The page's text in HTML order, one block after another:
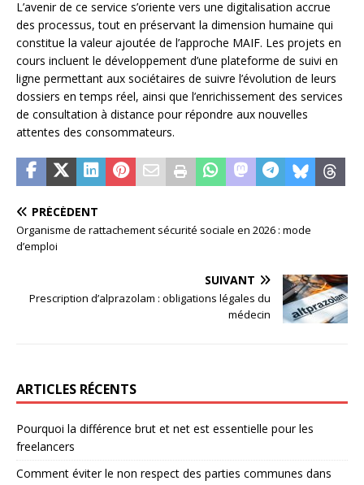
L’avenir de ce service s’oriente vers une digitalisation accrue
des processus, tout en préservant la dimension humaine qui
constitue la valeur ajoutée de l’approche MAIF. Les projets en
cours incluent le développement d’une plateforme de suivi en
ligne permettant aux sociétaires de suivre l’évolution de leurs
dossiers en temps réel, ainsi que l’enrichissement des services
de consultation à distance pour répondre aux nouvelles
attentes des consommateurs.
PRÉCÉDENT
Organisme de rattachement sécurité sociale en 2026 : mode
d’emploi
SUIVANT
Prescription d’alprazolam : obligations légales du
médecin
ARTICLES RÉCENTS
Pourquoi la différence brut et net est essentielle pour les
freelancers
Comment éviter le non respect des parties communes dans